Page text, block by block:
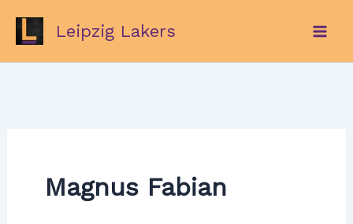
springen
Leipzig Lakers
Magnus Fabian